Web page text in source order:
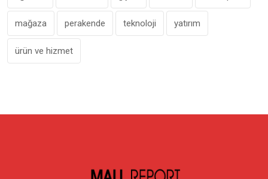
mağaza perakende teknoloji yatırım
ürün ve hizmet